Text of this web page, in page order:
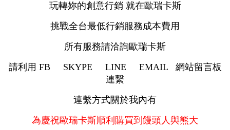
玩轉妳的創意行銷 就在歐瑞卡斯
挑戰全台最低行銷服務成本費用
所有服務請洽詢歐瑞卡斯
請利用 FB SKYPE LINE EMAIL 網站留言板
連繫
連繫方式關於我內有
為慶祝歐瑞卡斯順利購買到饅頭人與熊大